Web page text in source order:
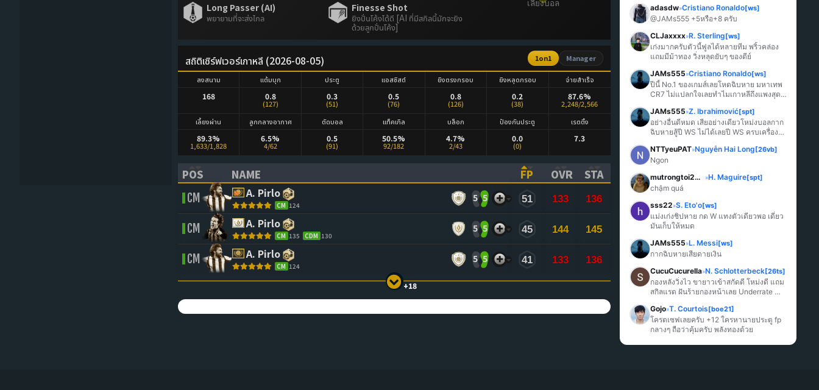
Long Passer (AI)
พยายามที่จะส่งไกล
Finesse Shot
ยิงปั่นโค้งได้ดี [AI ที่มีสกิลนี้มักจะยิง
ด้วยลูกปั่นโค้ง]
สถิติเซิร์ฟเวอร์เกาหลี (2026-08-05) 1on1 Manager
ลงสนาม
168
แต้มบุก
0.8
(127)
ประตู
0.3
(51)
แอสซิสต์
0.5
(76)
ยิงตรงกรอบ
0.8
(126)
ยิงหลุดกรอบ
0.2
(38)
จ่ายสำเร็จ
87.6%
2,248/2,566
เลี้ยงผ่าน
89.3%
1,633/1,828
ลูกกลางอากาศ
6.5%
4/62
ตัดบอล
0.5
(91)
แท็คเกิล
50.5%
92/182
บล็อก
4.7%
2/43
ป้องกันประตู
0.0
(0)
เรตติ้ง
7.3
POS
(CLICK TO SORT ASCENDING)
NAME
(CLICK TO SORT ASCENDING)
FP
(CLICK TO SORT ASCENDING)
OVR
(CLICK TO SORT ASCENDING)
STA
(CLICK TO SORT ASCENDING)
CM A. Pirlo
CM 124
5 5 51 133 136
CM A. Pirlo
CM 135 CDM 130
5 5 45 144 145
CM A. Pirlo
CM 124
5 5 41 133 136
+18
adasdw»Cristiano Ronaldo[ws]
@JAMs555 +5หรือ+8 ครับ
CLJaxxxx»R. Sterling[ws]
เก่งมากครับตัวนี้ฟูลได้หลายทีม พริ้วคล่อง
แถมมีม้าทอง วิ่งหลุดยับๆ ของดีย์
JAMs555»Cristiano Ronaldo[ws]
ปีนี้ No.1 ของเกมส์เลยโหดฉิบหาย มหาเทพ
CR7 ไม่แปลกใจเลยทำไมเกาหลีถึงแพงสุด
JAMs555»Z. Ibrahimović[spt]
อย่างอื่นดีหมด เสียอย่างเดียวโหม่งบอลกาก
ฉิบหายสู้ปี WS ไม่ได้เลยปี WS ครบเครื่อง
NTTyeuPAT»Nguyễn Hai Long[26vb]
Ngon
mutrongtoi2027
»H. Maguire[spt]
chậm quá
sss22»S. Eto'o[ws]
แม่งเก่งชิปหาย กด W แทงตัวเดียวพอ เดี๋ยว
มันเก็บให้หมด
JAMs555»L. Messi[ws]
กากฉิบหายเสียดายเงิน
CucuCucurella»N. Schlotterbeck[26ts]
กองหลังวิ่งไว ขายาวเข้าสกัดดี โหม่งดี แถม
สกิลแรด ฝันร้ายกองหน้าเลย Underrate
Gojo»T. Courtois[boe21]
โครตเซฟเลยครับ +12 ใครหานายประตู fp
กลางๆ ถือว่าคุ้มครับ พลังทองด้วย